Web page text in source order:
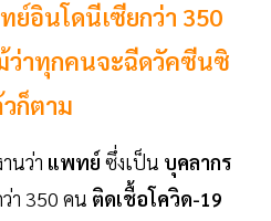
ย์อินโดนีเซียกว่า 350
ว่าทุกคนจะฉีดวัคซีนซิ
ก็ตาม
นว่า แพทย์ ซึ่งเป็น บุคลากร
า 350 คน ติดเชื้อโควิด-19